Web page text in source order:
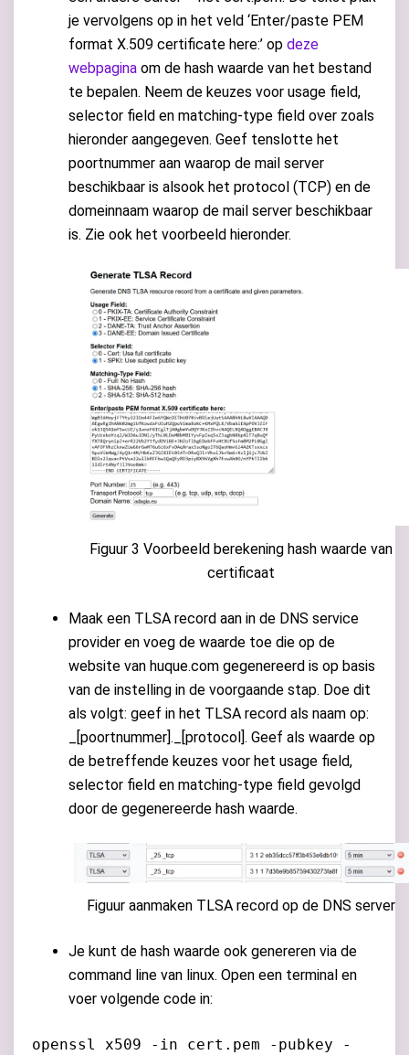
je vervolgens op in het veld ‘Enter/paste PEM
format X.509 certificate here:’ op deze
webpagina om de hash waarde van het bestand
te bepalen. Neem de keuzes voor usage field,
selector field en matching-type field over zoals
hieronder aangegeven. Geef tenslotte het
poortnummer aan waarop de mail server
beschikbaar is alsook het protocol (TCP) en de
domeinnaam waarop de mail server beschikbaar
is. Zie ook het voorbeeld hieronder.
Figuur 3 Voorbeeld berekening hash waarde van
certificaat
Maak een TLSA record aan in de DNS service
provider en voeg de waarde toe die op de
website van huque.com gegenereerd is op basis
van de instelling in de voorgaande stap. Doe dit
als volgt: geef in het TLSA record als naam op:
_[poortnummer]._[protocol]. Geef als waarde op
de betreffende keuzes voor het usage field,
selector field en matching-type field gevolgd
door de gegenereerde hash waarde.
Figuur aanmaken TLSA record op de DNS server
Je kunt de hash waarde ook genereren via de
command line van linux. Open een terminal en
voer volgende code in:
openssl x509 -in cert.pem -pubkey -